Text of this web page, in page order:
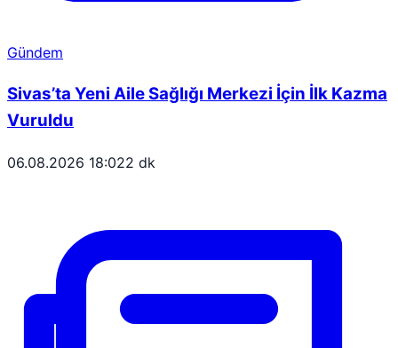
Gündem
Sivas’ta Yeni Aile Sağlığı Merkezi İçin İlk Kazma
Vuruldu
06.08.2026 18:022 dk